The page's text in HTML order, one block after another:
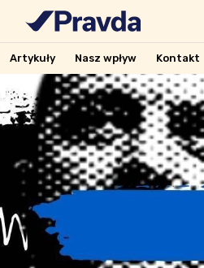
Artykuły Nasz wpływ Kontakt